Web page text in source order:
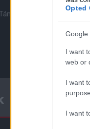
Opted
Google
I want
web or
I want
I want
adományoddal a